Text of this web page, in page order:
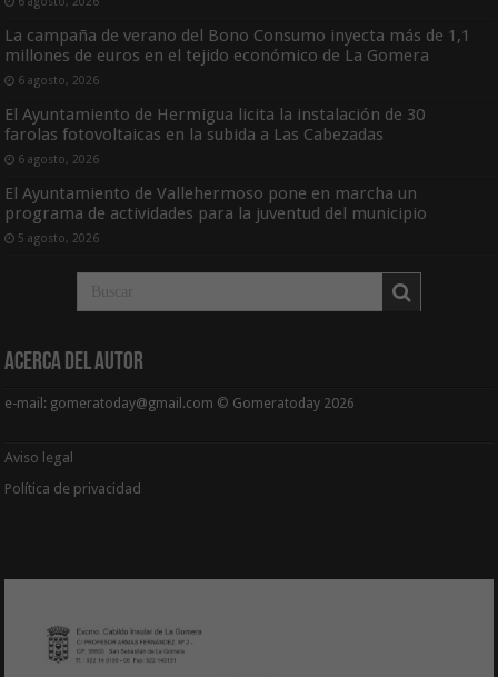
La campaña de verano del Bono Consumo inyecta más de 1,1
millones de euros en el tejido económico de La Gomera
6 agosto, 2026
El Ayuntamiento de Hermigua licita la instalación de 30
farolas fotovoltaicas en la subida a Las Cabezadas
6 agosto, 2026
El Ayuntamiento de Vallehermoso pone en marcha un
programa de actividades para la juventud del municipio
5 agosto, 2026
Acerca del Autor
e-mail: gomeratoday@gmail.com © Gomeratoday 2026
Aviso legal
Política de privacidad